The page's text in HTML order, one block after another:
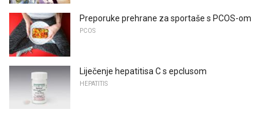
Preporuke prehrane za sportaše s PCOS-om
PCOS
Liječenje hepatitisa C s epclusom
HEPATITIS